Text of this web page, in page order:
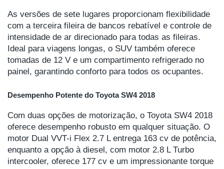
As versões de sete lugares proporcionam flexibilidade
com a terceira fileira de bancos rebatível e controle de
intensidade de ar direcionado para todas as fileiras.
Ideal para viagens longas, o SUV também oferece
tomadas de 12 V e um compartimento refrigerado no
painel, garantindo conforto para todos os ocupantes.
Desempenho Potente do Toyota SW4 2018
Com duas opções de motorização, o Toyota SW4 2018
oferece desempenho robusto em qualquer situação. O
motor Dual VVT-i Flex 2.7 L entrega 163 cv de potência,
enquanto a opção à diesel, com motor 2.8 L Turbo
intercooler, oferece 177 cv e um impressionante torque